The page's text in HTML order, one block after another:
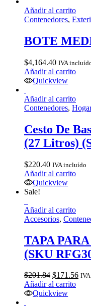
Añadir al carrito
Contenedores,
BOTE
$4,164.40 IVA
Añadir al carrito
Quickview
Añadir al carrito
Contenedores, Hogar
Cesto De
(27 Litros)
$220.40 IVA incluído
Añadir al carrito
Quickview
Sale!
Añadir al carrito
Accesorios,
TAPA
(SKU
$201.84 El
precio
original
$171.56El
Añadir al carrito
Quickview